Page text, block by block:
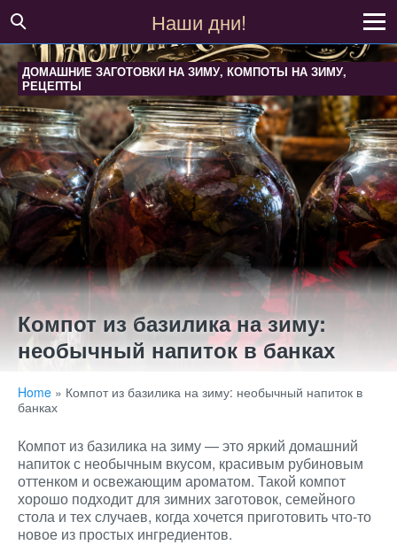
Наши дни!
ДОМАШНИЕ ЗАГОТОВКИ НА ЗИМУ, КОМПОТЫ НА ЗИМУ,
РЕЦЕПТЫ
Компот из базилика на зиму:
необычный напиток в банках
Home » Компот из базилика на зиму: необычный напиток в
банках
Компот из базилика на зиму — это яркий домашний
напиток с необычным вкусом, красивым рубиновым
оттенком и освежающим ароматом. Такой компот
хорошо подходит для зимних заготовок, семейного
стола и тех случаев, когда хочется приготовить что-то
новое из простых ингредиентов.